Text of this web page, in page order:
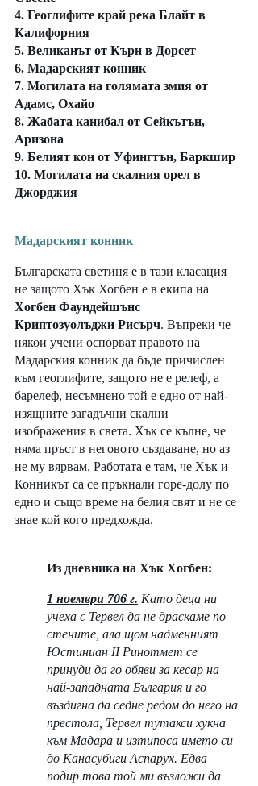
4. Геоглифите край река Блайт в
Калифорния
5. Великанът от Кърн в Дорсет
6. Мадарският конник
7. Могилата на голямата змия от
Адамс, Охайо
8. Жабата канибал от Сейкътън,
Аризона
9. Белият кон от Уфингтън, Баркшир
10. Могилата на скалния орел в
Джорджия
Мадарският конник
Българската светиня e в тази класация
не защото Хък Хогбен е в екипа на
Хогбен Фаундейшънс
Криптозуолъджи Рисърч. Въпреки че
някои учени оспорват правото на
Мадарския конник да бъде причислен
към геоглифите, защото не е релеф, а
барелеф, несъмнено той е едно от най-
изящните загадъчни скални
изображения в света. Хък се кълне, че
няма пръст в неговото създаване, но аз
не му вярвам. Работата е там, че Хък и
Конникът са се пръкнали горе-долу по
едно и също време на белия свят и не се
знае кой кого предхожда.
Из дневника на Хък Хогбен:
1 ноември 706 г. Като деца ни
учеха с Тервел да не драскаме по
стените, ала щом надменният
Юстиниан II Ринотмет се
принуди да го обяви за кесар на
най-западната България и го
въздигна да седне редом до него на
престола, Тервел тутакси хукна
към Мадара и изтипоса името си
до Канасубиги Аспарух. Едва
подир това той ми възложи да